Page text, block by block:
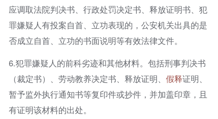
应调取法院判决书、行政处罚决定书、释放证明书、犯
罪嫌疑人有投案自首、立功表现的，公安机关出具的是
否成立自首、立功的书面说明等有效法律文件。
6.犯罪嫌疑人的前科劣迹和其他材料。包括刑事判决书
（裁定书）、劳动教养决定书、释放证明、 假释证明、
暂予监外执行通知书等复印件或抄件，并加盖印章，且
有证明该材料的出处。